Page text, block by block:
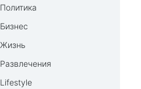
Политика
Бизнес
Жизнь
Развлечения
Lifestyle